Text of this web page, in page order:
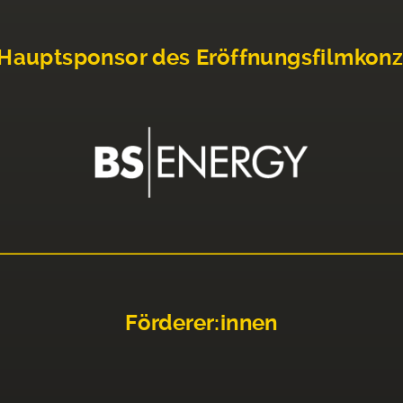
des
Förderer:innen